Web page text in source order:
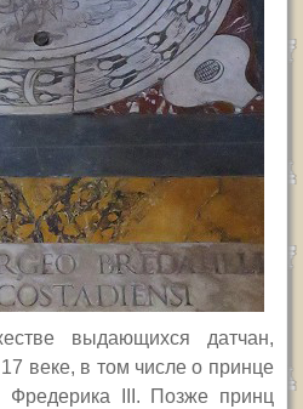
выдающихся датчан,
веке, в том числе о принце
Фредерика
III.
Позже принц